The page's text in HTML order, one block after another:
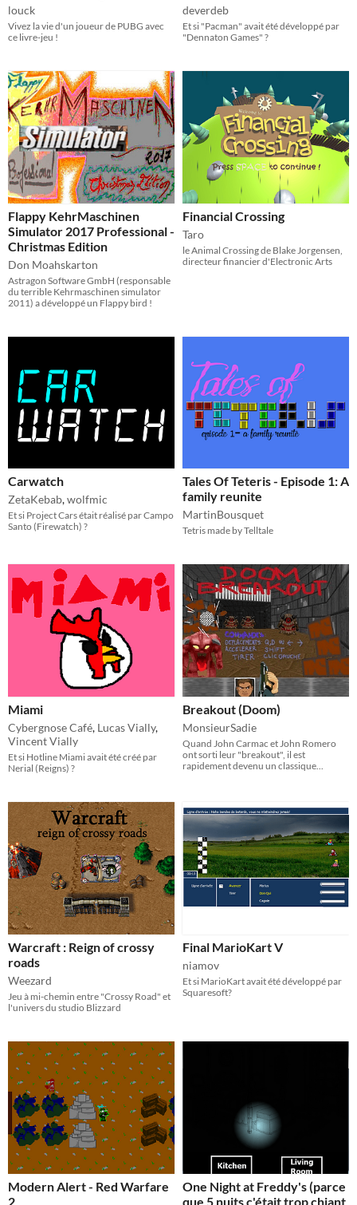
louck
Vivez la vie d'un joueur de PUBG avec
ce livre-jeu !
deverdeb
Et si "Pacman" avait été développé par
"Dennaton Games" ?
Flappy KehrMaschinen
Simulator 2017 Professional -
Christmas Edition
Don Moahskarton
Astragon Software GmbH (responsable
du terrible Kehrmaschinen simulator
2011) a développé un Flappy bird !
Financial Crossing
Taro
le Animal Crossing de Blake Jorgensen,
directeur financier d'Electronic Arts
Carwatch
ZetaKebab,wolfmic
Et si Project Cars était réalisé par Campo
Santo (Firewatch) ?
Tales Of Teteris - Episode 1: A
family reunite
MartinBousquet
Tetris made by Telltale
Miami
Cybergnose Café, Lucas Vially,
Vincent Vially
Et si Hotline Miami avait été créé par
Nerial (Reigns) ?
Breakout (Doom)
MonsieurSadie
Quand John Carmac et John Romero
ont sorti leur "breakout", il est
rapidement devenu un classique...
Warcraft : Reign of crossy
roads
Weezard
Jeu à mi-chemin entre "Crossy Road" et
l'univers du studio Blizzard
Final MarioKart V
niamov
Et si MarioKart avait été développé par
Squaresoft?
Modern Alert - Red Warfare
2
One Night at Freddy's (parce
que 5 nuits c'était trop chiant